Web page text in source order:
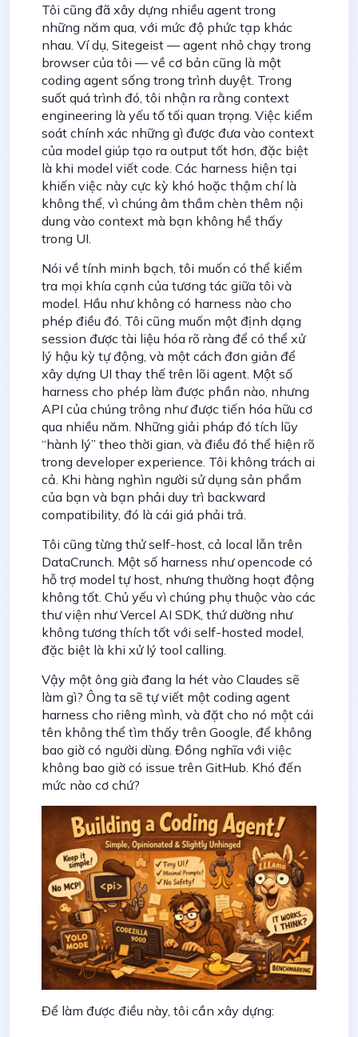
Tôi cũng đã xây dựng nhiều agent trong
những năm qua, với mức độ phức tạp khác
nhau. Ví dụ, Sitegeist — agent nhỏ chạy trong
browser của tôi — về cơ bản cũng là một
coding agent sống trong trình duyệt. Trong
suốt quá trình đó, tôi nhận ra rằng context
engineering là yếu tố tối quan trọng. Việc kiểm
soát chính xác những gì được đưa vào context
của model giúp tạo ra output tốt hơn, đặc biệt
là khi model viết code. Các harness hiện tại
khiến việc này cực kỳ khó hoặc thậm chí là
không thể, vì chúng âm thầm chèn thêm nội
dung vào context mà bạn không hề thấy
trong UI.
Nói về tính minh bạch, tôi muốn có thể kiểm
tra mọi khía cạnh của tương tác giữa tôi và
model. Hầu như không có harness nào cho
phép điều đó. Tôi cũng muốn một định dạng
session được tài liệu hóa rõ ràng để có thể xử
lý hậu kỳ tự động, và một cách đơn giản để
xây dựng UI thay thế trên lõi agent. Một số
harness cho phép làm được phần nào, nhưng
API của chúng trông như được tiến hóa hữu cơ
qua nhiều năm. Những giải pháp đó tích lũy
“hành lý” theo thời gian, và điều đó thể hiện rõ
trong developer experience. Tôi không trách ai
cả. Khi hàng nghìn người sử dụng sản phẩm
của bạn và bạn phải duy trì backward
compatibility, đó là cái giá phải trả.
Tôi cũng từng thử self-host, cả local lẫn trên
DataCrunch. Một số harness như opencode có
hỗ trợ model tự host, nhưng thường hoạt động
không tốt. Chủ yếu vì chúng phụ thuộc vào các
thư viện như Vercel AI SDK, thứ dường như
không tương thích tốt với self-hosted model,
đặc biệt là khi xử lý tool calling.
Vậy một ông già đang la hét vào Claudes sẽ
làm gì? Ông ta sẽ tự viết một coding agent
harness cho riêng mình, và đặt cho nó một cái
tên không thể tìm thấy trên Google, để không
bao giờ có người dùng. Đồng nghĩa với việc
không bao giờ có issue trên GitHub. Khó đến
mức nào cơ chứ?
Để làm được điều này, tôi cần xây dựng: